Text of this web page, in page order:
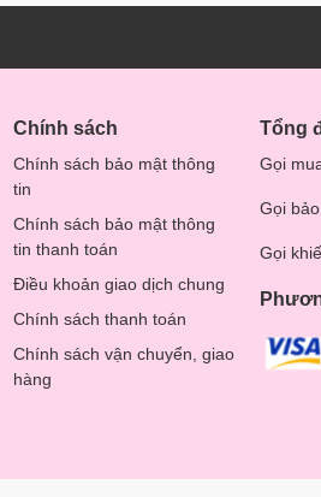
Chính sách
Chính sách bảo mật thông
tin
Chính sách bảo mật thông
tin thanh toán
Điều khoản giao dịch chung
Chính sách thanh toán
Chính sách vận chuyển, giao
hàng
Tổng
Gọi
Gọi
Gọi